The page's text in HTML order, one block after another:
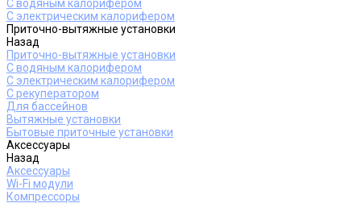
С водяным калорифером
С электрическим калорифером
Приточно-вытяжные установки
Назад
Приточно-вытяжные установки
С водяным калорифером
С электрическим калорифером
С рекуператором
Для бассейнов
Вытяжные установки
Бытовые приточные установки
Аксессуары
Назад
Аксессуары
Wi-Fi модули
Компрессоры